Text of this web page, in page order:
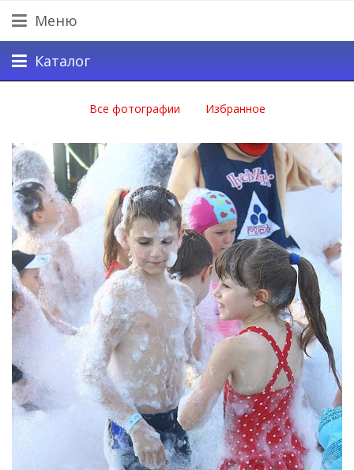
Меню
Каталог
Все фотографии Избранное